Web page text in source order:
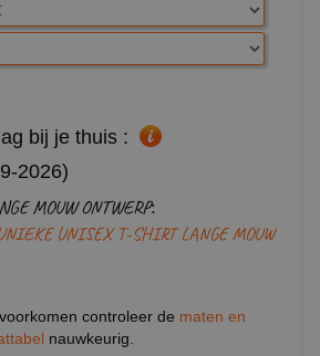
bij je thuis :
2026)
MOUW ONTWERP:
UNISEX T-SHIRT LANGE MOUW
controleer de maten en
nauwkeurig.